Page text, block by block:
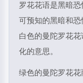
罗花花语是黑暗
可预知的黑暗和
白色的曼陀罗花
化的意思。
绿色的曼陀罗花